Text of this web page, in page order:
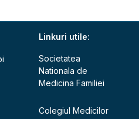
Linkuri utile:
Societatea
Nationala de
Medicina Familiei
Colegiul Medicilor